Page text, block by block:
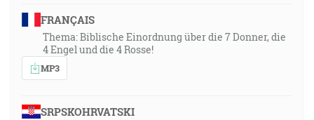
FRANÇAIS
Thema: Biblische Einordnung über die 7 Donner, die
4 Engel und die 4 Rosse!
MP3
SRPSKOHRVATSKI